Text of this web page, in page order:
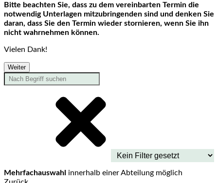
Bitte beachten Sie, dass zu dem vereinbarten Termin die
notwendig Unterlagen mitzubringenden sind und denken Sie
daran, dass Sie den Termin wieder stornieren, wenn Sie ihn
nicht wahrnehmen können.
Vielen Dank!
Weiter
Mehrfachauswahl innerhalb einer Abteilung möglich